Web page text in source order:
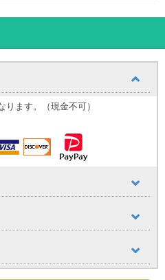
料）】お迎え場所についてはこち
加料金なしでご利用いただけま
便にてご案内いたします。
到着→９：３０発の送迎便）
終便となりますので、予めご了承
ッセージでお送りください。
レンタル日時
ます。（現金不可）